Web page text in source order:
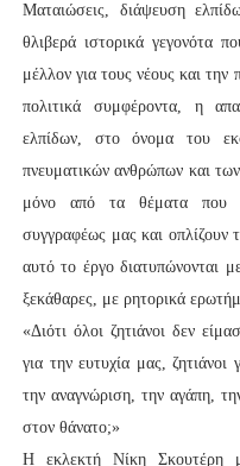
Ματαιώσεις, διάψευση
θλιβερά ιστορικά γεγονότα
μέλλον για τους νέους και την
πολιτικά συμφέροντα, η
ελπίδων, στο όνομα του
πνευματικών ανθρώπων και
μόνο από τα θέματα που
συγγραφέως μας και οπλίζουν
αυτό το έργο διατυπώνονται
ξεκάθαρες, με ρητορικά
«Διότι όλοι ζητιάνοι δεν
για την ευτυχία μας,
την αναγνώριση, την αγάπη,
στον θάνατο;»
Η εκλεκτή Νίκη Σκουτέρη